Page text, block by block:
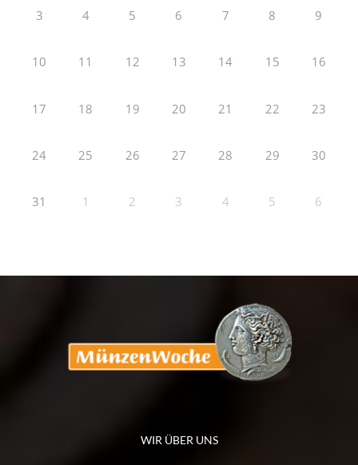
3 4 5 6 7 8 9
10 11 12 13 14 15 16
17 18 19 20 21 22 23
24 25 26 27 28 29 30
31 1 2 3 4 5 6
WIR ÜBER UNS